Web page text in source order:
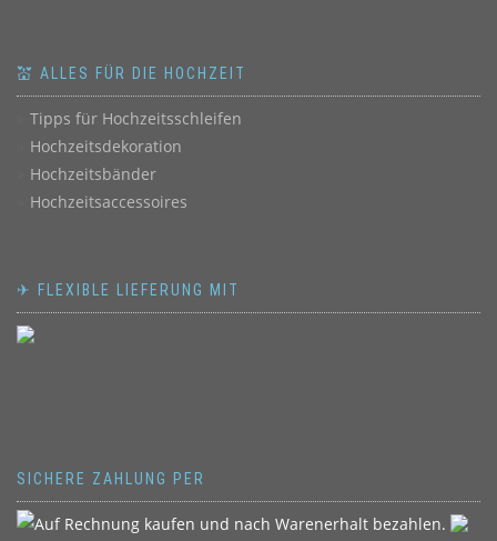
💒 ALLES FÜR DIE HOCHZEIT
Tipps für Hochzeitsschleifen
Hochzeitsdekoration
Hochzeitsbänder
Hochzeitsaccessoires
✈ FLEXIBLE LIEFERUNG MIT
SICHERE ZAHLUNG PER